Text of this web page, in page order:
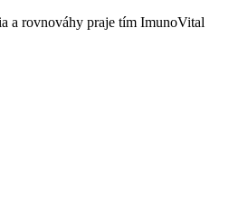
a rovnováhy praje tím ImunoVital